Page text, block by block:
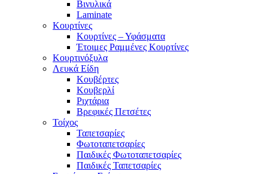
Βινυλικά
Laminate
Κουρτίνες
Κουρτίνες – Υφάσματα
Έτοιμες Ραμμένες Κουρτίνες
Κουρτινόξυλα
Λευκά Είδη
Κουβέρτες
Κουβερλί
Ριχτάρια
Βρεφικές Πετσέτες
Τοίχος
Ταπετσαρίες
Φωτοταπετσαρίες
Παιδικές Φωτοταπετσαρίες
Παιδικές Ταπετσαρίες